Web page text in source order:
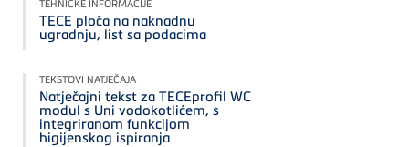
TEHNIČKE INFORMACIJE
TECE ploča na naknadnu
ugradnju, list sa podacima
TEKSTOVI NATJEČAJA
Natječajni tekst za TECEprofil WC
modul s Uni vodokotlićem, s
integriranom funkcijom
higijenskog ispiranja